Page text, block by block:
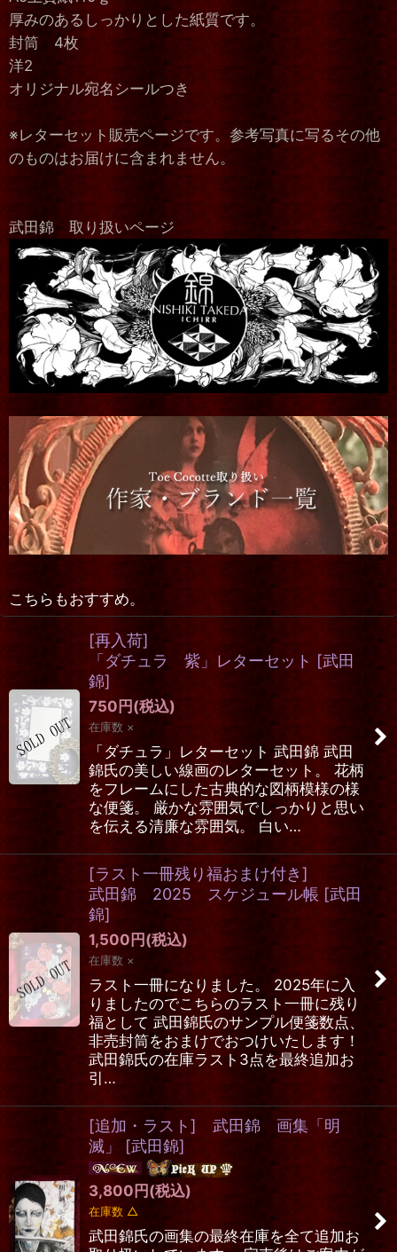
厚みのあるしっかりとした紙質です。
封筒 4枚
洋2
オリジナル宛名シールつき
※レターセット販売ページです。参考写真に写るその他
のものはお届けに含まれません。
武田錦 取り扱いページ
こちらもおすすめ。
[再入荷]
「ダチュラ 紫」レターセット [武田
錦]
750円(税込)
在庫数 ×
「ダチュラ」レターセット 武田錦 武田
錦氏の美しい線画のレターセット。 花柄
をフレームにした古典的な図柄模様の様
な便箋。 厳かな雰囲気でしっかりと思い
を伝える清廉な雰囲気。 白い…
[ラスト一冊残り福おまけ付き]
武田錦 2025 スケジュール帳 [武田
錦]
1,500円(税込)
在庫数 ×
ラスト一冊になりました。 2025年に入
りましたのでこちらのラスト一冊に残り
福として 武田錦氏のサンプル便箋数点、
非売封筒をおまけでおつけいたします！
武田錦氏の在庫ラスト3点を最終追加お
引…
[追加・ラスト] 武田錦 画集「明
滅」
[武田錦]
3,800円(税込)
在庫数 △
武田錦氏の画集の最終在庫を全て追加お